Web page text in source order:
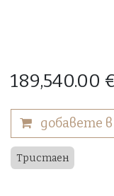
189,540.00
добавете
Тристаен